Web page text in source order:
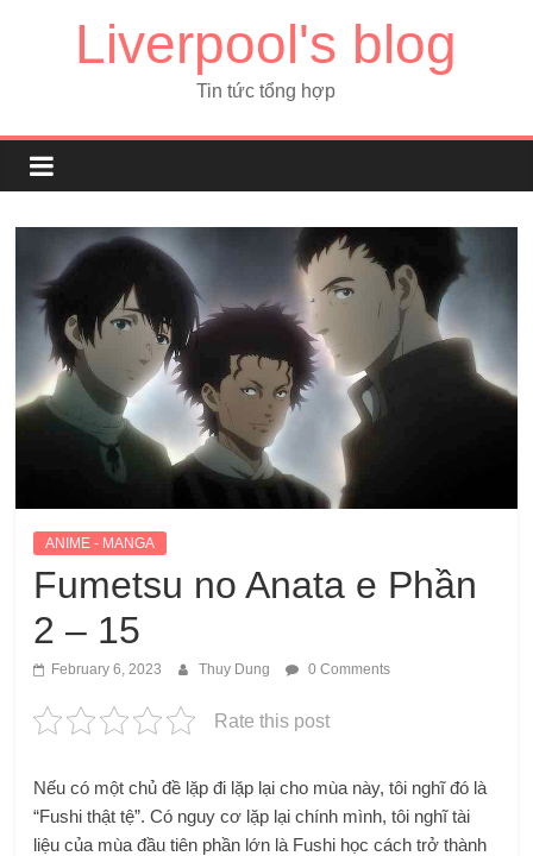
Liverpool's blog
Tin tức tổng hợp
ANIME - MANGA
Fumetsu no Anata e Phần
2 – 15
February 6, 2023 Thuy Dung 0 Comments
Rate this post
Nếu có một chủ đề lặp đi lặp lại cho mùa này, tôi nghĩ đó là
“Fushi thật tệ”. Có nguy cơ lặp lại chính mình, tôi nghĩ tài
liệu của mùa đầu tiên phần lớn là Fushi học cách trở thành